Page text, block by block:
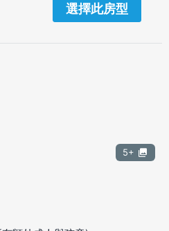
選擇此房型
5+